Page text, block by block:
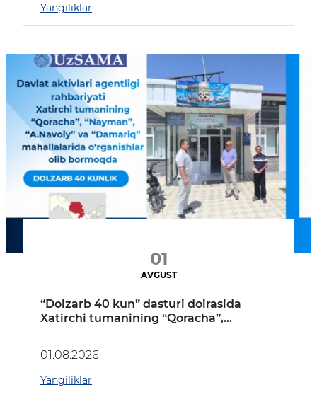
Yangiliklar
01
AVGUST
“Dolzarb 40 kun” dasturi doirasida
Xatirchi tumanining “Qoracha”,
borildi
01.08.2026
Yangiliklar